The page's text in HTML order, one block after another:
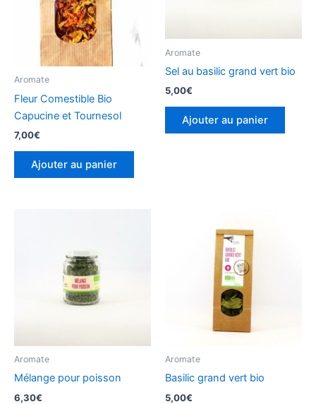
Aromate
Fleur Comestible Bio
Capucine et Tournesol
7,00€
Ajouter au panier
Aromate
Sel au basilic grand vert bio
5,00€
Ajouter au panier
Aromate
Mélange pour poisson
6,30€
Aromate
Basilic grand vert bio
5,00€